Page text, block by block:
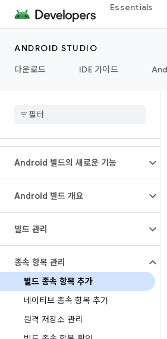
Essentials
ANDROID STUDIO
다운로드
IDE 가이드
Android 빌드의 새로운 기능
Android 빌드 개요
빌드 관리
종속 항목 관리
빌드 종속 항목 추가
네이티브 종속 항목 추가
원격 저장소 관리